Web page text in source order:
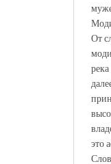
От
это